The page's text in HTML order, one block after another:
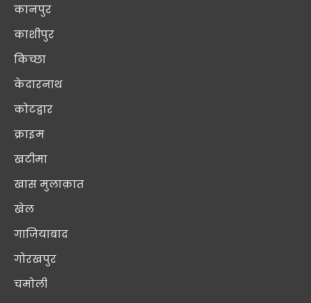
कानपुर
काशीपुर
किच्छा
केदारनाथ
कोटद्वार
क्राइम
खटीमा
खास मुलाक़ात
खेल
गाजियाबाद
गोरखपुर
चमोली